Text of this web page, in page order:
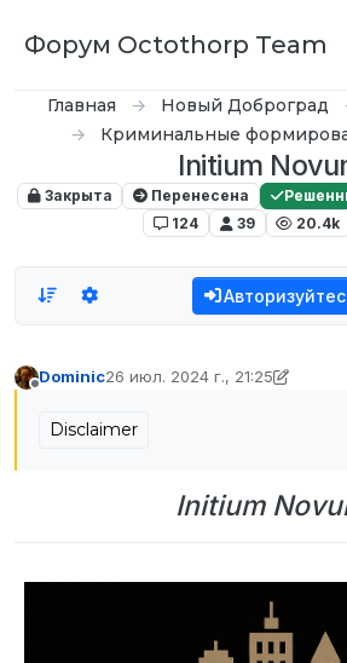
Форум Octothorp Team
Главная Новый Доброград
Криминальные
Initium
Закрыта Перенесена
124
39 20.4k
Dominic26 июл. 2024 г., 21:25
отредактировано Rupreht Moon
Disclaimer
Initium